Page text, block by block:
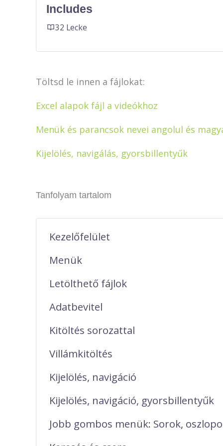
Töltsd le innen a fájlokat:
Excel alapok fájl a videókhoz
Menük és parancsok nevei angolul és
Kijelölés, navigálás, gyorsbillentyűk
Tanfolyam tartalom
Kezelőfelület
Menük
Letölthető fájlok
Adatbevitel
Kitöltés sorozattal
Villámkitöltés
Kijelölés, navigáció
Kijelölés, navigáció, gyorsbillentyűk
Jobb gombos menük: Sorok,
Includes
32 Lecke